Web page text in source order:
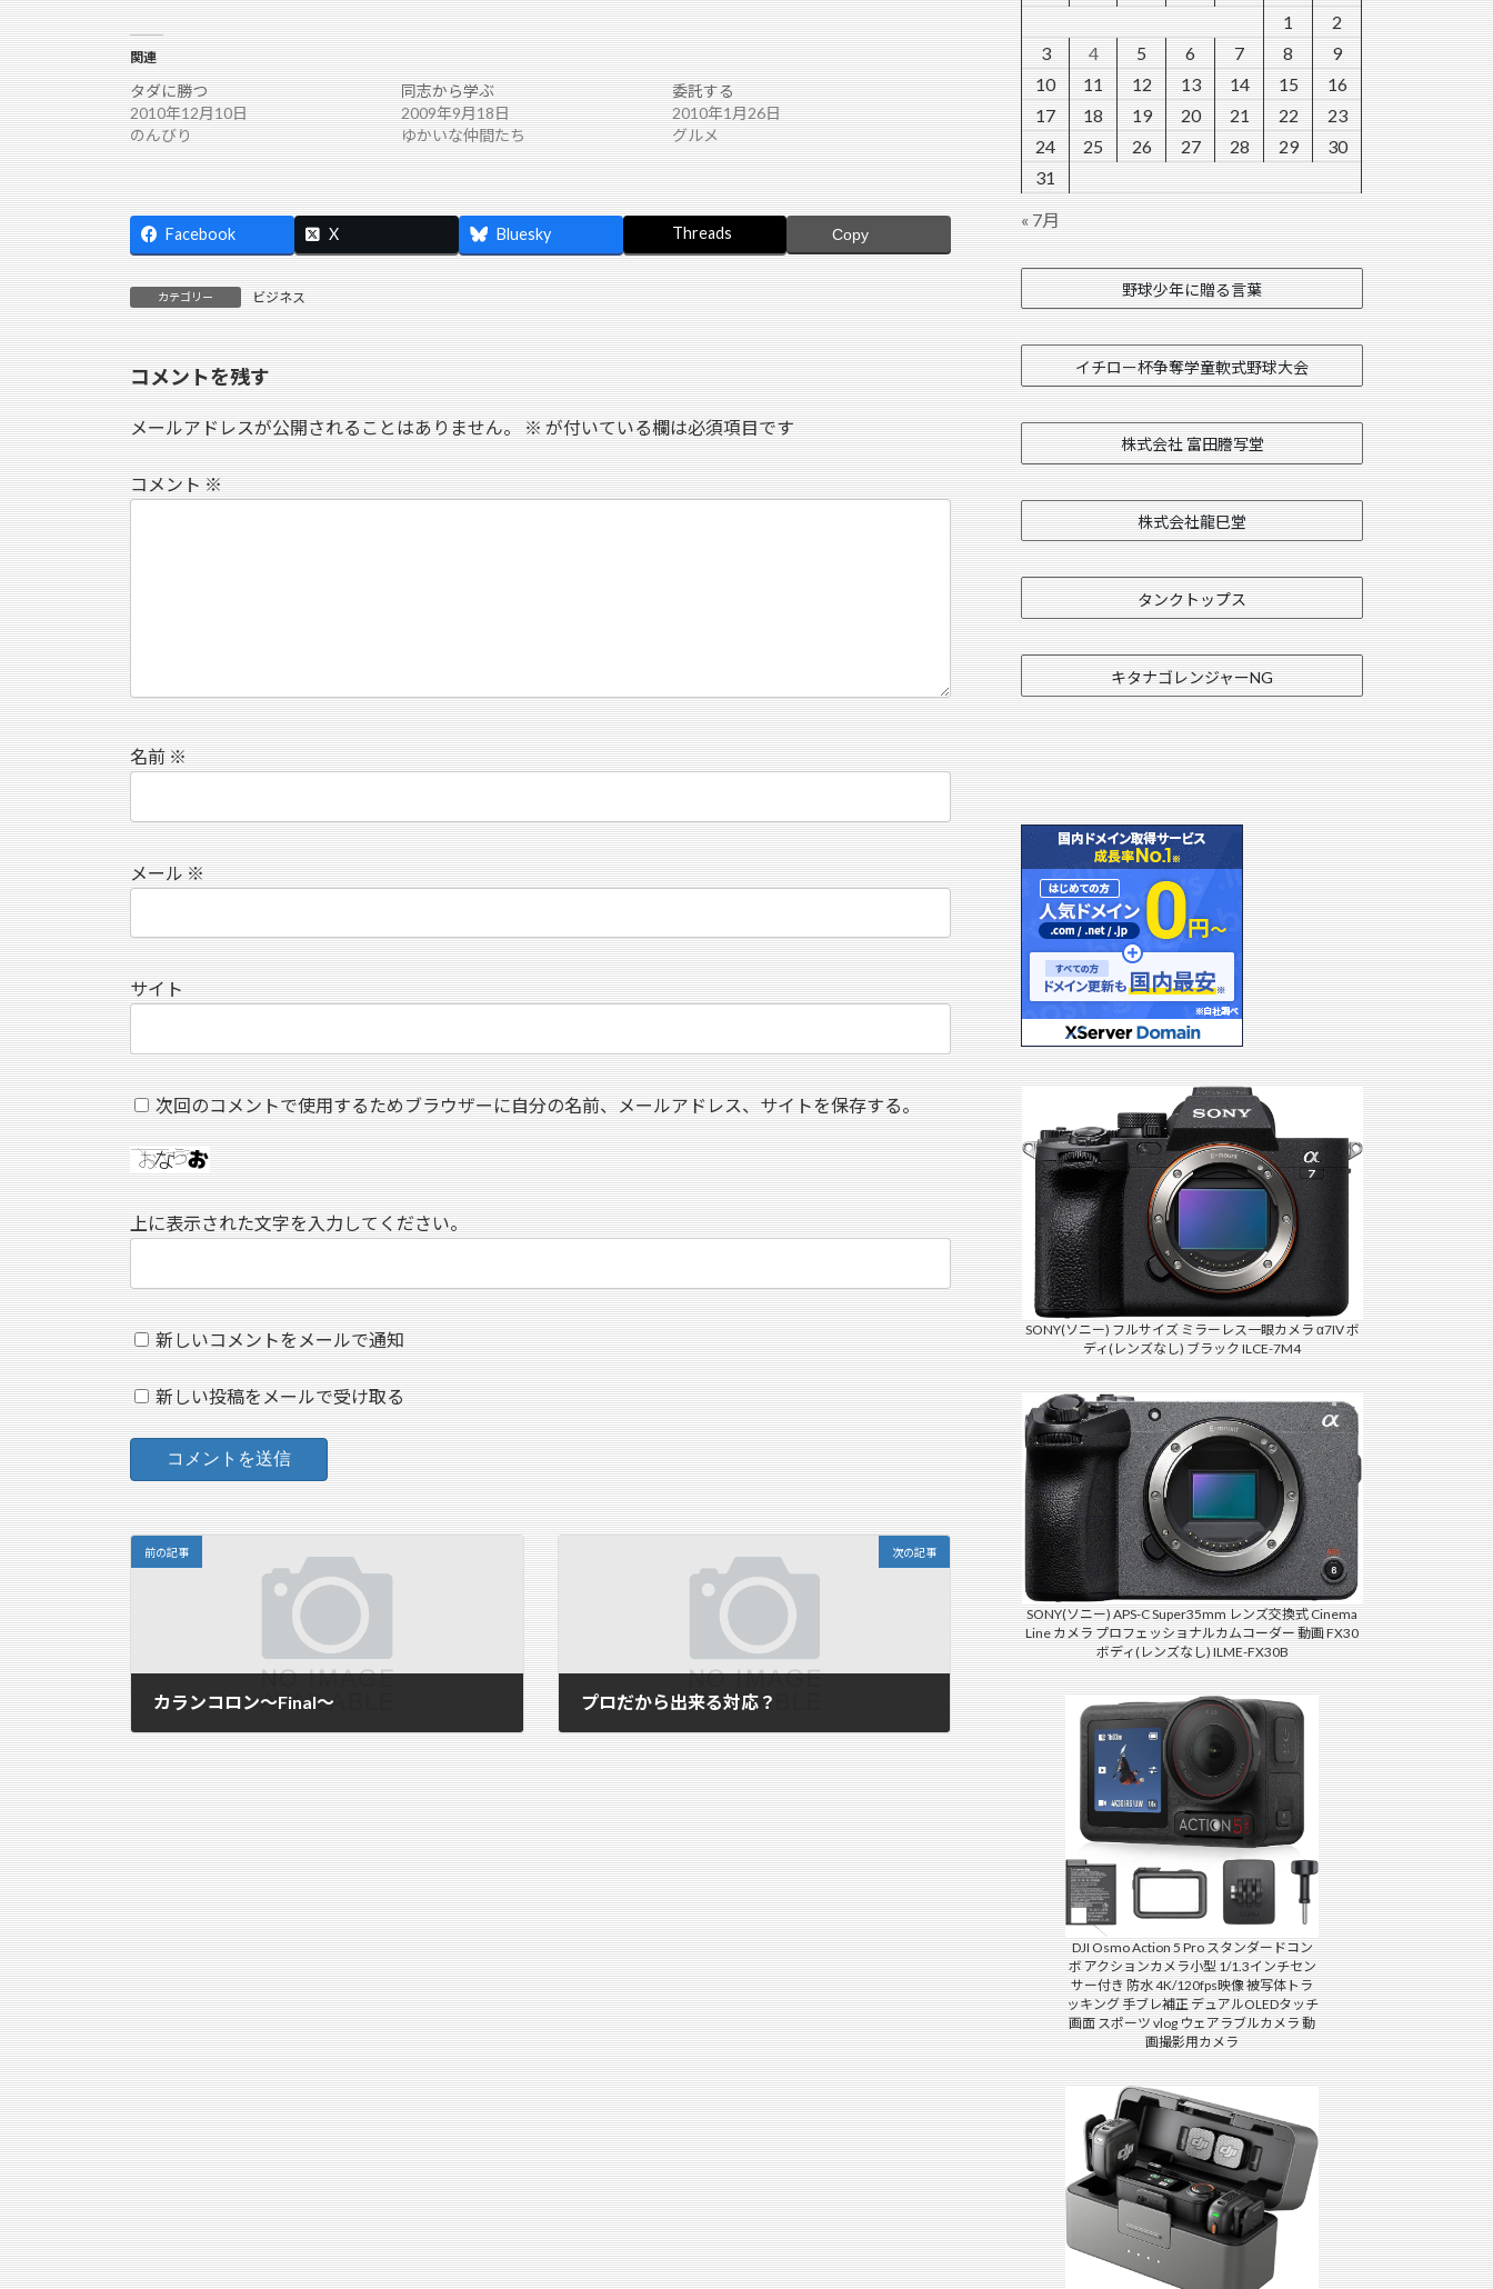
関連
タダに勝つ
2010年12月10日
のんびり
同志から学ぶ
2009年9月18日
ゆかいな仲間たち
委託する
2010年1月26日
グルメ
Facebook X Bluesky Threads Copy
カテゴリー ビジネス
コメントを残す
メールアドレスが公開されることはありません。※が付いている欄は必須項目です
コメント※
名前※
メール※
サイト
次回のコメントで使用するためブラウザーに自分の名前、メールアドレス、サイトを保存する。
上に表示された文字を入力してください。
新しいコメントをメールで通知
新しい投稿をメールで受け取る
前の記事
カランコロン～Final～
2007年11月6日
次の記事
プロだから出来る対応？
2007年11月8日
1
2
3
4 5 6 7 8
9
10
11 12 13 14 15
16
17
18 19 20 21 22
23
24
25 26 27 28 29
30
31
« 7月
野球少年に贈る言葉
イチロー杯争奪学童軟式野球大会
株式会社 富田謄写堂
株式会社龍巳堂
タンクトップス
キタナゴレンジャーNG
SONY(ソニー) フルサイズ ミラーレス一眼カメラ α7IV ボ
ディ(レンズなし) ブラック ILCE-7M4
SONY(ソニー) APS-C Super35mm レンズ交換式 Cinema
Line カメラ プロフェッショナルカムコーダー 動画 FX30
ボディ(レンズなし) ILME-FX30B
DJI Osmo Action 5 Pro スタンダードコン
ボ アクションカメラ小型 1/1.3インチセン
サー付き 防水 4K/120fps映像 被写体トラ
ッキング 手ブレ補正 デュアルOLEDタッチ
画面 スポーツ vlog ウェアラブルカメラ 動
画撮影用カメラ